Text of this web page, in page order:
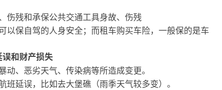
伤残和承保公共交通工具身故、伤残
以保自驾的人身安全；而租车购买车险，一般保的是车
和财产损失
动、恶劣天气、传染病等所造成变更。
班延误，比如去大堡礁（雨季天气较多变）。